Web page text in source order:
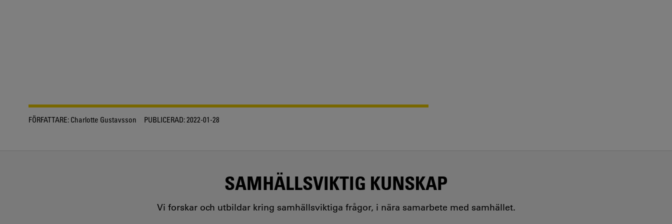
FÖRFATTARE: Charlotte Gustavsson PUBLICERAD:2022-01-28
SAMHÄLLSVIKTIG KUNSKAP
Vi forskar och utbildar kring samhällsviktiga frågor, i nära samarbete med samhället.